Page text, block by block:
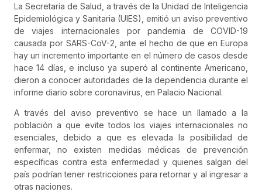
La Secretaría de Salud, a través de la Unidad de Inteligencia
Epidemiológica y Sanitaria (UIES), emitió un aviso preventivo
de viajes internacionales por pandemia de COVID-19
causada por SARS-CoV-2, ante el hecho de que en Europa
hay un incremento importante en el número de casos desde
hace 14 días, e incluso ya superó al continente Americano,
dieron a conocer autoridades de la dependencia durante el
informe diario sobre coronavirus, en Palacio Nacional.
A través del aviso preventivo se hace un llamado a la
población a que evite todos los viajes internacionales no
esenciales, debido a que es elevada la posibilidad de
enfermar, no existen medidas médicas de prevención
específicas contra esta enfermedad y quienes salgan del
país podrían tener restricciones para retornar y al ingresar a
otras naciones.